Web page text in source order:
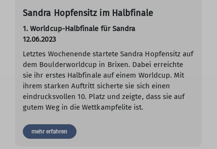
Sandra Hopfensitz im Halbfinale
1. Worldcup-Halbfinale für Sandra
12.06.2023
Letztes Wochenende startete Sandra Hopfensitz auf
dem Boulderworldcup in Brixen. Dabei erreichte
sie ihr erstes Halbfinale auf einem Worldcup. Mit
ihrem starken Auftritt sicherte sie sich einen
eindrucksvollen 10. Platz und zeigte, dass sie auf
gutem Weg in die Wettkampfelite ist.
mehr erfahren